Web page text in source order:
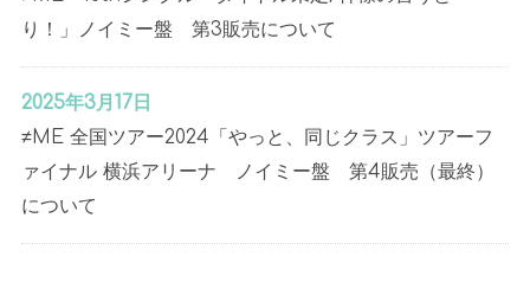
り！」ノイミー盤 第3販売について
2025年3月17日
≠ME 全国ツアー2024「やっと、同じクラス」ツアーフ
ァイナル 横浜アリーナ ノイミー盤 第4販売（最終）
について